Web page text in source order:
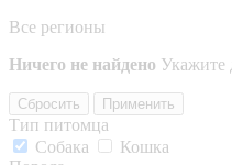
Все регионы
Ничего не найдено Укажите
Сбросить Применить
Тип питомца
Собака
Кошка